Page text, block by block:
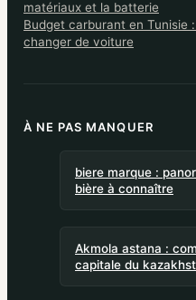
matériaux et la batterie
Budget carburant en Tunisie :
changer de voiture
À NE PAS MANQUER
biere marque :
bière à connaître
Akmola astana :
capitale du